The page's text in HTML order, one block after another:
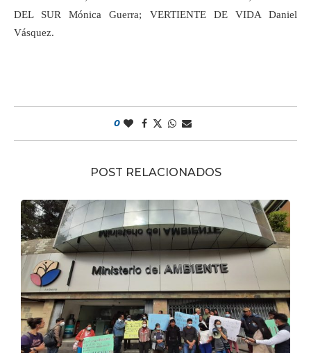
DEL SUR Mónica Guerra; VERTIENTE DE VIDA Daniel
Vásquez.
0
POST RELACIONADOS